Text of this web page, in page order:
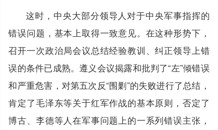
这时，中央大部分领导人对于中央军事指挥的
错误问题，基本上取得一致意见。在这种形势下，
召开一次政治局会议总结经验教训、纠正领导上错
误的条件已成熟。遵义会议揭露和批判了“左”倾错误
和严重危害，对第五次反“围剿”的失败进行了总结，
肯定了毛泽东等关于红军作战的基本原则，否定了
博古、李德等人在军事问题上的一系列错误主张，